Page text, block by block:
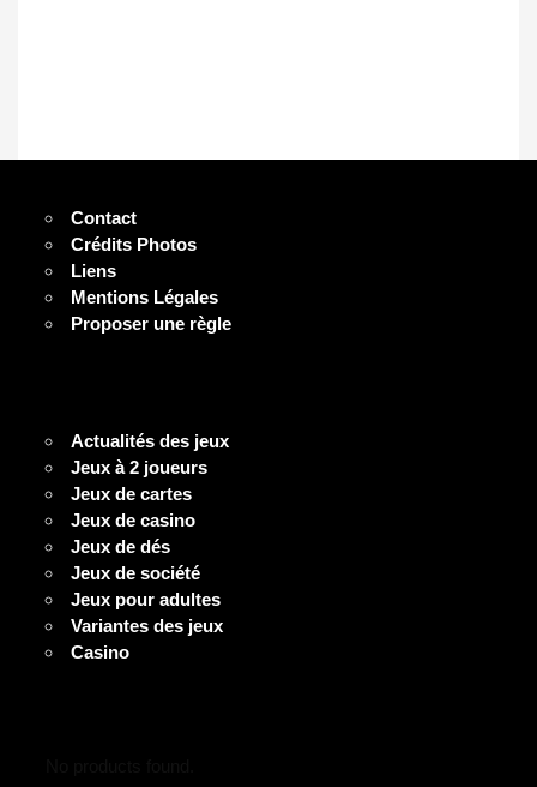
Contact
Crédits Photos
Liens
Mentions Légales
Proposer une règle
Actualités des jeux
Jeux à 2 joueurs
Jeux de cartes
Jeux de casino
Jeux de dés
Jeux de société
Jeux pour adultes
Variantes des jeux
Casino